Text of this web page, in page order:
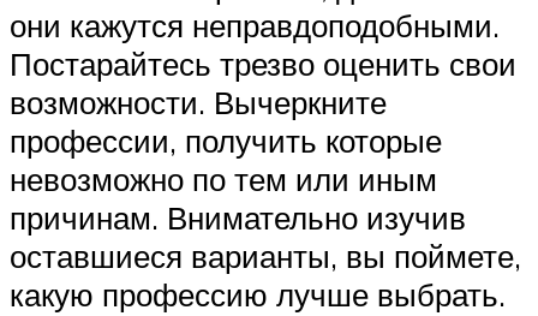
они кажутся неправдоподобными.
Постарайтесь трезво оценить свои
возможности. Вычеркните
профессии, получить которые
невозможно по тем или иным
причинам. Внимательно изучив
оставшиеся варианты, вы поймете,
какую профессию лучше выбрать.